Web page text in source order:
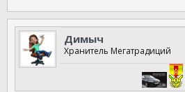
Димыч
Хранитель Мегатрадиций